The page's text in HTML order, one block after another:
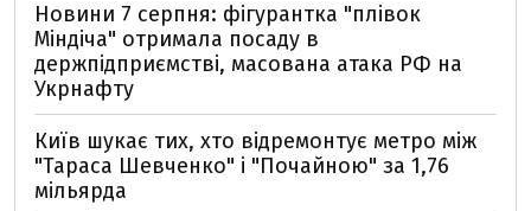
Новини 7 серпня: фігурантка "плівок
Міндіча" отримала посаду в
держпідприємстві, масована атака РФ на
Укрнафту
Київ шукає тих, хто відремонтує метро між
"Тараса Шевченко" і "Почайною" за 1,76
мільярда